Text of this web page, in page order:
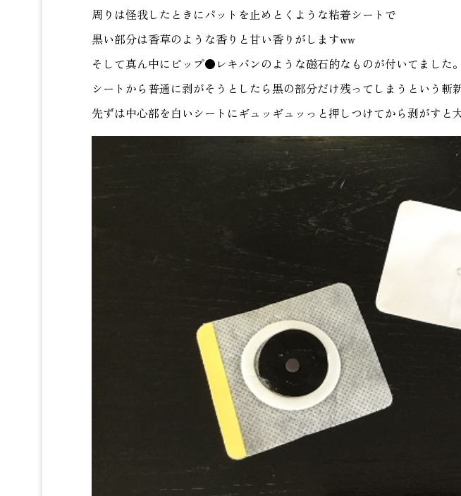
周りは怪我したときにパットを止めとくような粘着シートで
黒い部分は香草のような香りと甘い香りがしますww
そして真ん中にピップ●レキバンのような磁石的なものが付いてました。
シートから普通に剥がそうとしたら黒の部分だけ残ってしまうという斬新
先ずは中心部を白いシートにギュッギュッっと押しつけてから剥がすと